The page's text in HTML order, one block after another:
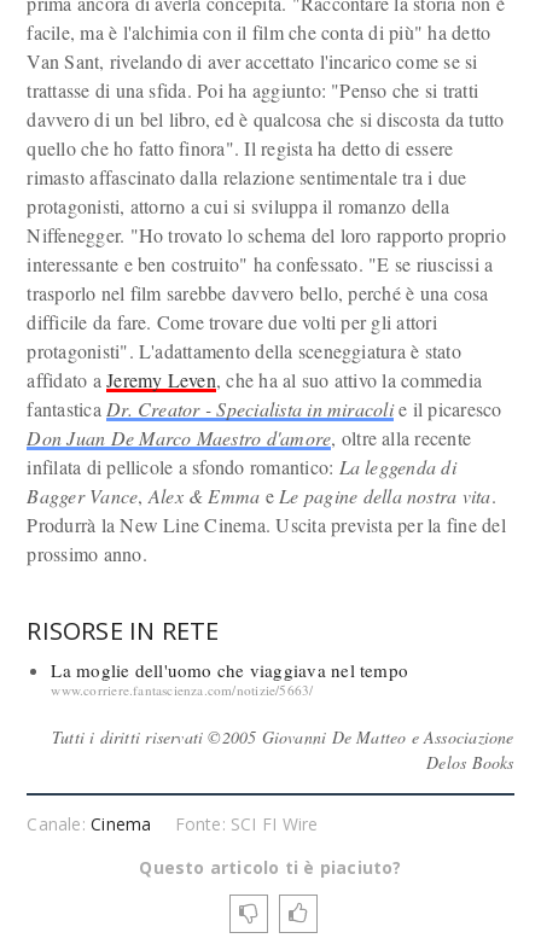
facile, ma è l'alchimia con il film che conta di più" ha detto
Van Sant, rivelando di aver accettato l'incarico come se si
trattasse di una sfida. Poi ha aggiunto: "Penso che si tratti
davvero di un bel libro, ed è qualcosa che si discosta da tutto
quello che ho fatto finora". Il regista ha detto di essere
rimasto affascinato dalla relazione sentimentale tra i due
protagonisti, attorno a cui si sviluppa il romanzo della
Niffenegger. "Ho trovato lo schema del loro rapporto proprio
interessante e ben costruito" ha confessato. "E se riuscissi a
trasporlo nel film sarebbe davvero bello, perché è una cosa
difficile da fare. Come trovare due volti per gli attori
protagonisti". L'adattamento della sceneggiatura è stato
affidato aJeremy Leven, che ha al suo attivo la commedia
fantastica Dr. Creator - Specialista in miracolie il picaresco
Don Juan De Marco Maestro d'amore, oltre alla recente
infilata di pellicole a sfondo romantico: La leggenda di
Bagger Vance, Alex & Emma e Le pagine della nostra vita.
Produrrà la New Line Cinema. Uscita prevista per la fine del
prossimo anno.
RISORSE IN RETE
La moglie dell'uomo che viaggiava nel tempo
www.corriere.fantascienza.com/notizie/5663/
Tutti i diritti riservati ©2005 Giovanni De Matteo e Associazione
Delos Books
Canale:Cinema
Fonte: SCI FI Wire
Questo articolo ti è piaciuto?